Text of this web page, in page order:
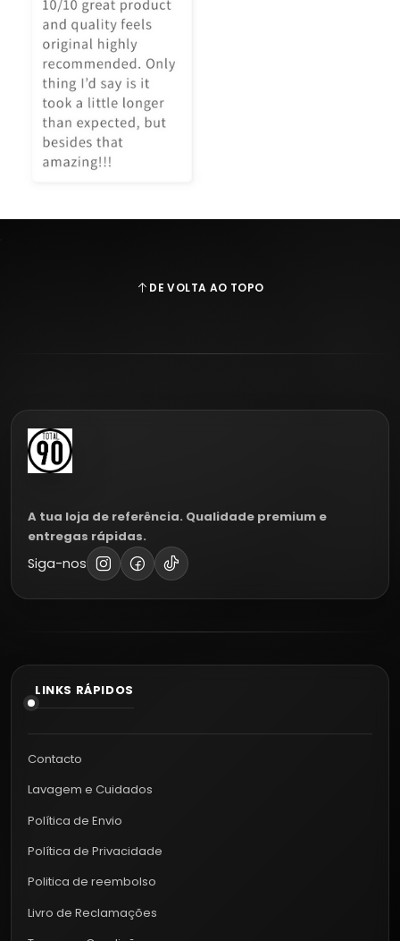
DE VOLTA AO TOPO
A tua loja de referência. Qualidade premium e
entregas rápidas.
Siga-nos
LINKS RÁPIDOS
Contacto
Lavagem e Cuidados
Política de Envio
Política de Privacidade
Politica de reembolso
Livro de Reclamações